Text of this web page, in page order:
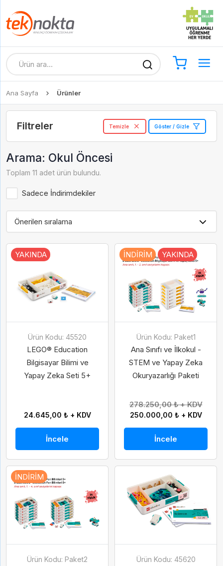
Ana Sayfa Ürünler
Filtreler Temizle Göster / Gizle
Arama: Okul Öncesi
Toplam 11 adet ürün bulundu.
Sadece İndirimdekiler
YAKINDA
Ürün Kodu: 45520
LEGO® Education
Bilgisayar Bilimi ve
Yapay Zeka Seti 5+
24.645,00 ₺ + KDV
İncele
İNDIRIM YAKINDA
Ürün Kodu: Paket1
Ana Sınıfı ve İlkokul -
STEM ve Yapay Zeka
Okuryazarlığı Paketi
278.250,00 ₺ + KDV
250.000,00 ₺ + KDV
İncele
İNDIRIM
Ürün Kodu: Paket2 Ürün Kodu: 45620